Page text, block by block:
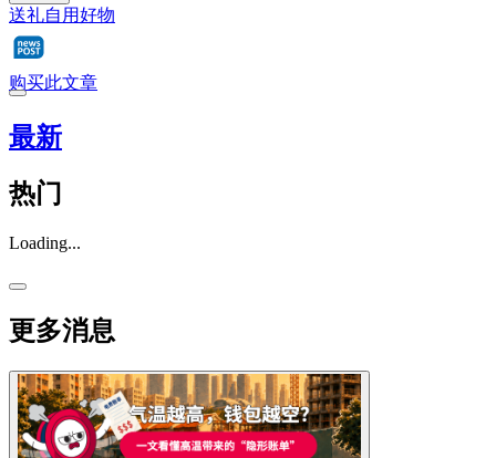
送礼自用好物
购买此文章
最新
热门
Loading...
更多消息